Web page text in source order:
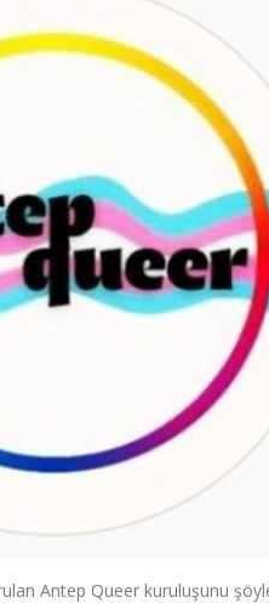
Antep Queer kuruluşunu